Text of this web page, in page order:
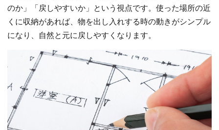
のか」「戻しやすいか」という視点です。使った場所の近
くに収納があれば、物を出し入れする時の動きがシンプル
になり、自然と元に戻しやすくなります。